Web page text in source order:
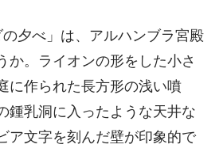
夕べ」は、アルハンブラ宮殿
か。ライオンの形をした小さ
に作られた長方形の浅い噴
鍾乳洞に入ったような天井な
ア文字を刻んだ壁が印象的で